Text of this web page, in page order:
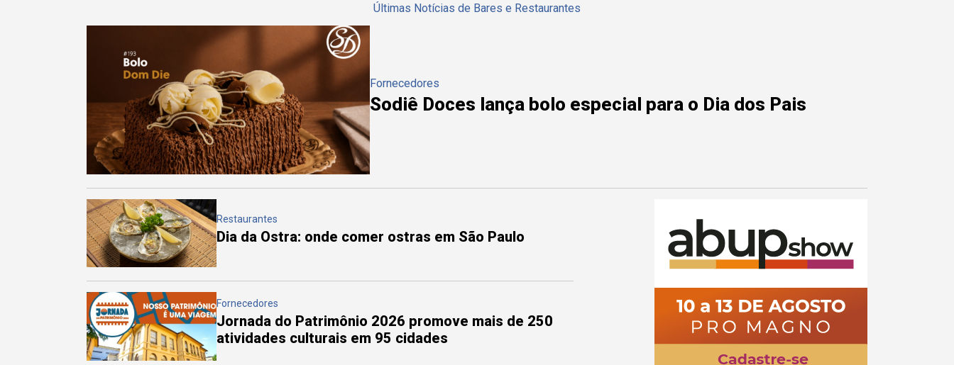
Últimas Notícias de Bares e Restaurantes
Fornecedores
Sodiê Doces lança bolo especial para o Dia dos Pais
Restaurantes
Dia da Ostra: onde comer ostras em São Paulo
Fornecedores
Jornada do Patrimônio 2026 promove mais de 250
atividades culturais em 95 cidades